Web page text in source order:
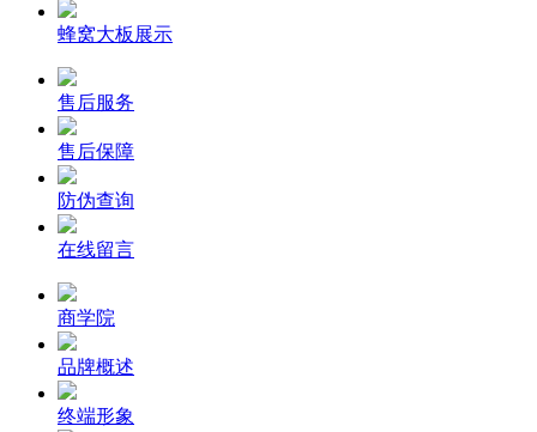
蜂窝大板展示
售后服务
售后保障
防伪查询
在线留言
商学院
品牌概述
终端形象